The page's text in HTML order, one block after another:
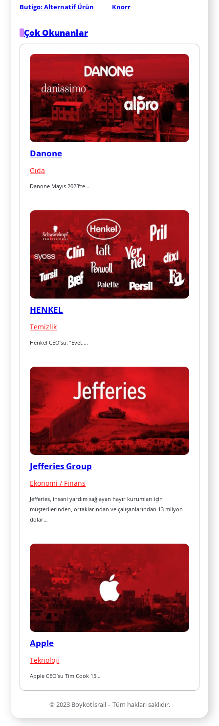
Butigo: Alternatif Ürün Knorr
Çok Okunanlar
Danone
Gıda
Danone Mayıs 2023’te…
HENKEL
Temizlik
Henkel CEO’su: “Evet….
Jefferies Group
Ekonomi / Finans
Jefferies, insani yardım sağlayan hayır kurumları için
müşterilerinden, ortaklarından ve çalışanlarından 13 milyon
dolar…
Apple
Teknoloji
Apple CEO’su Tim Cook 15…
© 2023 Boykotİsrail – Tüm hakları saklıdır.